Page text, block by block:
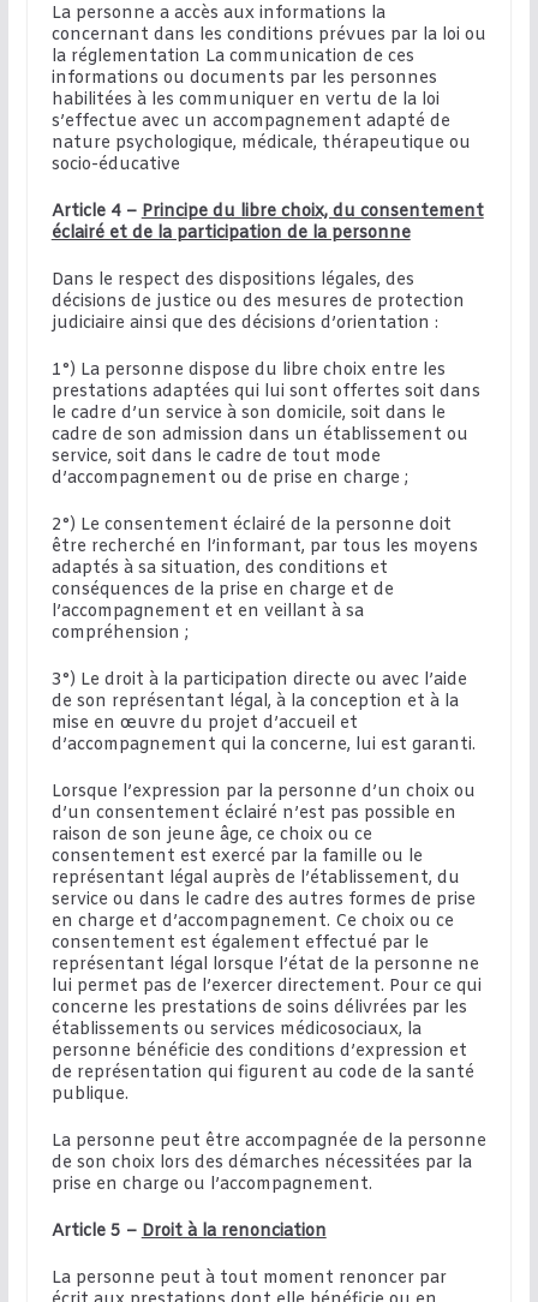
La personne a accès aux informations la
concernant dans les conditions prévues par la loi ou
la réglementation La communication de ces
informations ou documents par les personnes
habilitées à les communiquer en vertu de la loi
s’effectue avec un accompagnement adapté de
nature psychologique, médicale, thérapeutique ou
socio-éducative
Article 4 –Principe du libre choix, du consentement
éclairé et de la participation de la personne
Dans le respect des dispositions légales, des
décisions de justice ou des mesures de protection
judiciaire ainsi que des décisions d’orientation :
1°) La personne dispose du libre choix entre les
prestations adaptées qui lui sont offertes soit dans
le cadre d’un service à son domicile, soit dans le
cadre de son admission dans un établissement ou
service, soit dans le cadre de tout mode
d’accompagnement ou de prise en charge ;
2°) Le consentement éclairé de la personne doit
être recherché en l’informant, par tous les moyens
adaptés à sa situation, des conditions et
conséquences de la prise en charge et de
l’accompagnement et en veillant à sa
compréhension ;
3°) Le droit à la participation directe ou avec l’aide
de son représentant légal, à la conception et à la
mise en œuvre du projet d’accueil et
d’accompagnement qui la concerne, lui est garanti.
Lorsque l’expression par la personne d’un choix ou
d’un consentement éclairé n’est pas possible en
raison de son jeune âge, ce choix ou ce
consentement est exercé par la famille ou le
représentant légal auprès de l’établissement, du
service ou dans le cadre des autres formes de prise
en charge et d’accompagnement. Ce choix ou ce
consentement est également effectué par le
représentant légal lorsque l’état de la personne ne
lui permet pas de l’exercer directement. Pour ce qui
concerne les prestations de soins délivrées par les
établissements ou services médicosociaux, la
personne bénéficie des conditions d’expression et
de représentation qui figurent au code de la santé
publique.
La personne peut être accompagnée de la personne
de son choix lors des démarches nécessitées par la
prise en charge ou l’accompagnement.
Article 5 –Droit à la renonciation
La personne peut à tout moment renoncer par